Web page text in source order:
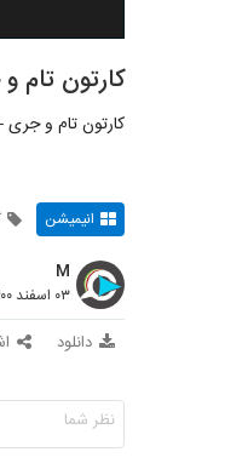
کارتون تام
کارتون تام و جری
انیمیشن
M
۰۳ اسفند ۱۴۰۰
دانلود